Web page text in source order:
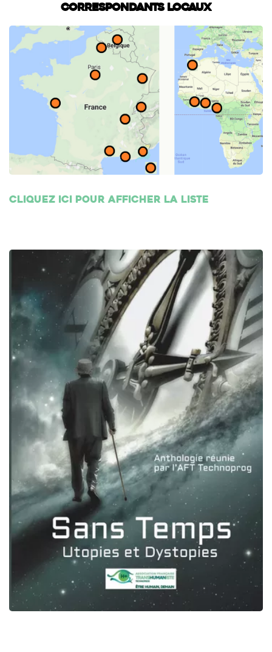
Correspondants locaux
Cliquez ici pour afficher la liste